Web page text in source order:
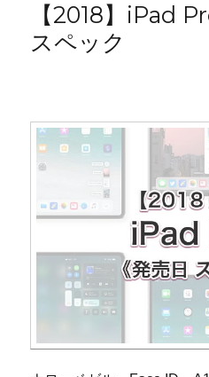
【2018】iPad
スペック